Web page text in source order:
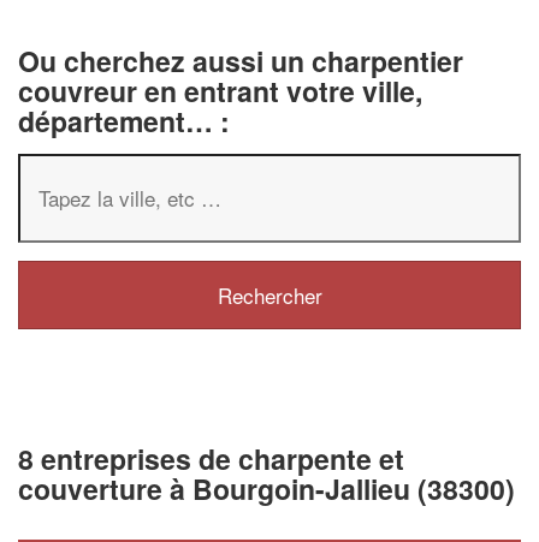
Ou cherchez aussi un charpentier
couvreur en entrant votre ville,
département… :
8 entreprises de charpente et
couverture à Bourgoin-Jallieu (38300)